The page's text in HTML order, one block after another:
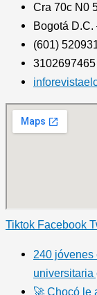
Cra 70c N0
Bogotá
(601)
Tiktok Facebook
240 jóvenes
universitaria
🚀 Chocó le